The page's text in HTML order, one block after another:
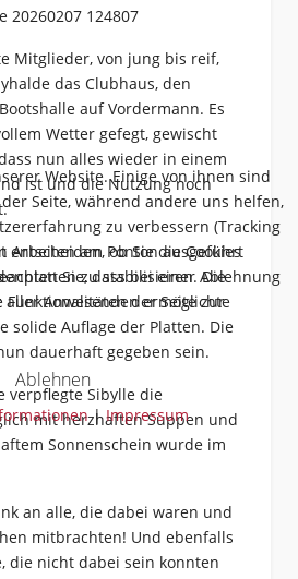
Mitglieder, von jung bis reif,
das Clubhaus, den
auf Vordermann. Es
Wetter gefegt, gewischt
nun alles wieder in einem
ist und die Nutzung noch
Arbeiten am Ponton ausgeführt
zu stabilisieren. Die
aller Anwesenden ermöglichte
solide Auflage der Platten. Die
dauerhaft gegeben sein.
verpflegte Sibylle die
mit herzhaften Suppen und
Sonnenschein wurde im
an alle, die dabei waren und
mitbrachten! Und ebenfalls
die nicht dabei sein konnten
Website. Einige von ihnen sind
Seite, während andere uns helfen,
zu verbessern (Tracking
entscheiden, ob Sie die Cookies
Sie, dass bei einer Ablehnung
der Seite zur
Ablehnen
|Impressum